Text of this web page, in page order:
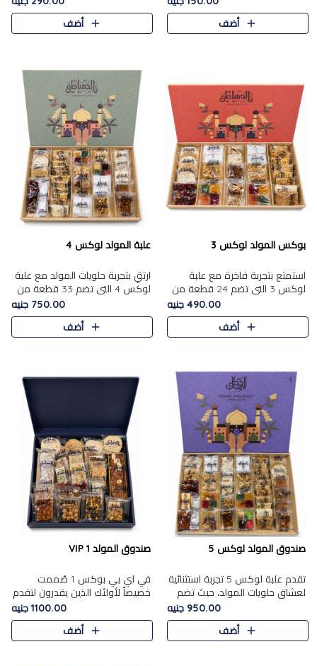
التشكيلة جوزرية مع فول،ملبان
أضف
والتي تم اختيارها بعناية فائقة لتُبرز
تشكيلة واسعة من الحلويات
أضف
بوكس المولد لوكس 3
استمتع بتجربة فاخرة مع علبة
لوكس 3 التي تضم 24 قطعة من
أشهر حلويات المولد الشرقية
المختارة بعناية. تحتوي التشكيلة
على الجزرية بالفول، والملب..
490.00 جنيه
أضف
علبة المولد لوكس 4
ارتقِ بتجربة حلويات المولد مع علبة
لوكس 4 التي تضم 33 قطعة من
تشكيلة فاخرة ومتنوعة من أشهر
الأصناف الشرقية. تحتوي العلبة على
الجزرية بالفول،..
750.00 جنيه
أضف
صندوق المولد لوكس 5
تقدم علبة لوكس 5 تجربة استثنائية
لعشاق حلويات المولد، حيث تضم
42 قطعة من تشكيلة فاخرة تجمع
بين أشهر الأصناف التقليدية وأصناف
مميزة مختارة بع..
950.00 جنيه
أضف
صندوق المولد VIP 1
في اي بي بوكس 1 صُممت
خصيصاً لأولئك الذين يقدرون لتقدم
تجربة استثنائية بوكس تجمع بين
أفخر حلويات المولد المصري مع
تشكيلة مختارة من الأصناف ..
1100.00 جنيه
أضف